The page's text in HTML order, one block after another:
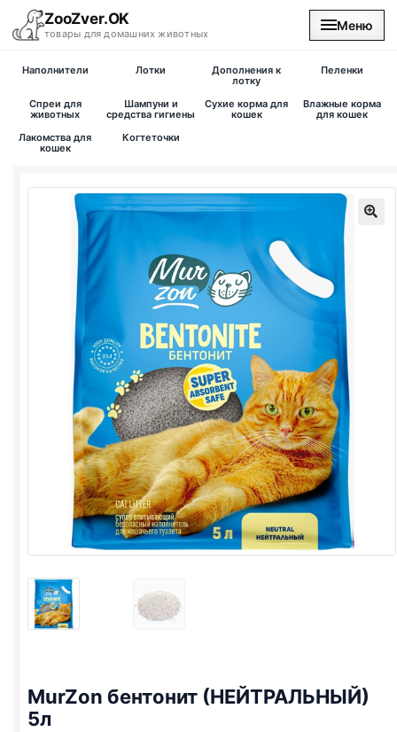
ZooZver.OK
товары для домашних животных
Меню
Вакансии
Наполнители Лотки
Дополнения к
лотку
Пеленки
Спреи для
животных
Шампуни и
средства гигиены
Сухие корма для
кошек
Влажные корма
для кошек
Лакомства для
кошек
Когтеточки
MurZon бентонит (НЕЙТРАЛЬНЫЙ)
5л